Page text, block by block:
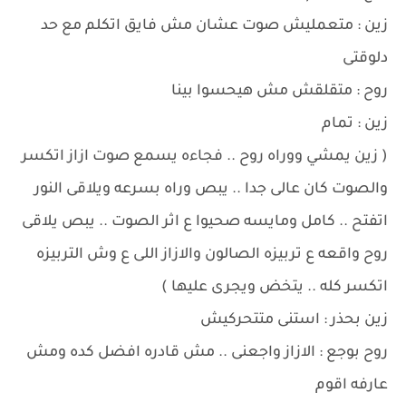
زين : متعمليش صوت عشان مش فايق اتكلم مع حد
دلوقتى
روح : متقلقش مش هيحسوا بينا
زين : تمام
( زين يمشي ووراه روح .. فجاءه يسمع صوت ازاز اتكسر
والصوت كان عالى جدا .. يبص وراه بسرعه ويلاقى النور
اتفتح .. كامل ومايسه صحيوا ع اثر الصوت .. يبص يلاقى
روح واقعه ع تربيزه الصالون والازاز اللى ع وش التربيزه
اتكسر كله .. يتخض ويجرى عليها )
زين بحذر : استنى متتحركيش
روح بوجع : الازاز واجعنى .. مش قادره افضل كده ومش
عارفه اقوم